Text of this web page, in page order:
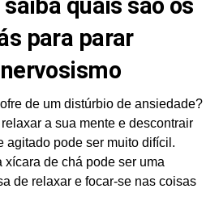
quais são os
para parar
de um distúrbio de ansiedade?
a sua mente e descontrair
agitado pode ser muito difícil.
xícara de chá pode ser uma
de relaxar e focar-se nas coisas